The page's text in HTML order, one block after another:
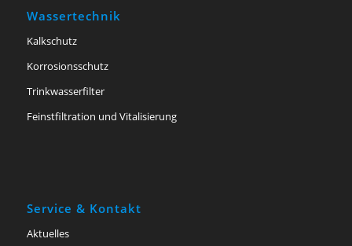
Wassertechnik
Kalkschutz
Korrosionsschutz
Trinkwasserfilter
Feinstfiltration und Vitalisierung
Service & Kontakt
Aktuelles